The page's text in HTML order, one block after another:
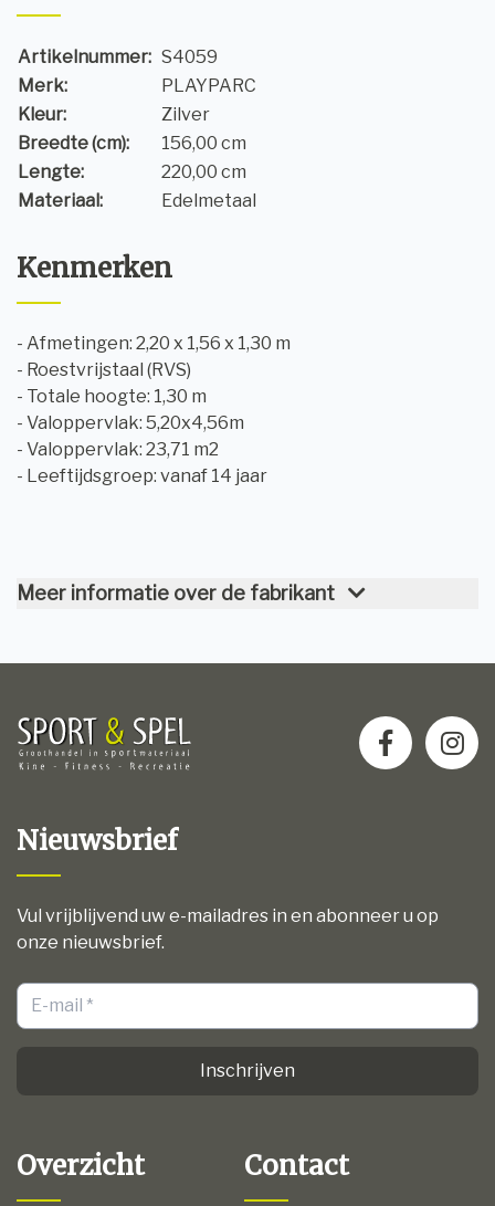
Artikelnummer: S4059
Merk:
PLAYPARC
Kleur:
Zilver
Breedte (cm):
156,00 cm
Lengte:
220,00 cm
Materiaal:
Edelmetaal
Kenmerken
- Afmetingen: 2,20 x 1,56 x 1,30 m
- Roestvrijstaal (RVS)
- Totale hoogte: 1,30 m
- Valoppervlak: 5,20x4,56m
- Valoppervlak: 23,71 m2
- Leeftijdsgroep: vanaf 14 jaar
Meer informatie over de fabrikant
Nieuwsbrief
Vul vrijblijvend uw e-mailadres in en abonneer u op
onze nieuwsbrief.
Inschrijven
Overzicht Contact